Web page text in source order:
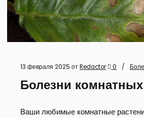
13 февраля 2025 отRedactor 0
Болезни
Ваши любимые комнатные